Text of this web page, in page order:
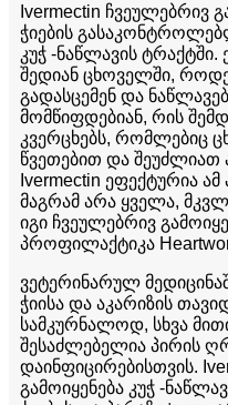
Ivermectin ჩვეულებრივ
ჭიების
კუჭ -ნაწლავის ტრაქტში.
შედიან ცხოველში,
გადასცემენ და
მომწიფდებიან, რის
კვერცხებს, რომლებიც
წვეთებით და შეუძლიათ
Ivermectin ეფექტურია
მაგრამ არა ყველა,
იგი ჩვეულებრივ
პროფილაქტიკა
ვეტერინარულ
ჭიისა და აკარიზის
სამკურნალოდ, სხვა
შესაძლებელია პირის
დაინფიცირებისთვის.
გამოიყენება კუჭ -